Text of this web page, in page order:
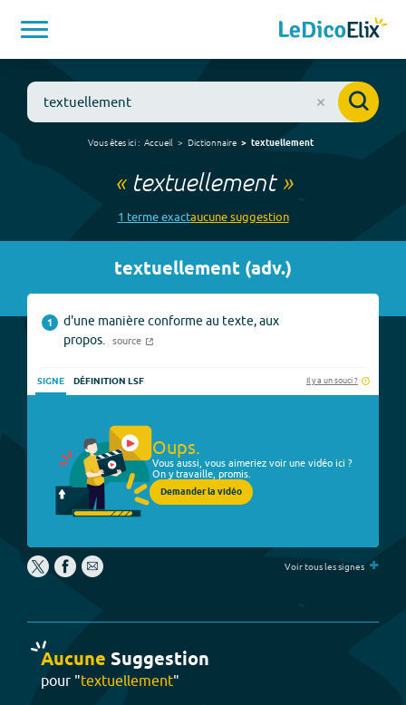
Vous êtes ici : Accueil Dictionnaire textuellement
« textuellement»
1 termeexactaucunesuggestion
textuellement (adv.)
1
d'une manière conforme au texte, aux
propos.
source
SIGNE DÉFINITION LSF Il y a un souci ?
Oups.
Vous aussi, vous aimeriez voir une vidéo ici ?
On y travaille, promis.
Demander la vidéo
Voir tous les signes +
Aucune Suggestion
pour "textuellement"